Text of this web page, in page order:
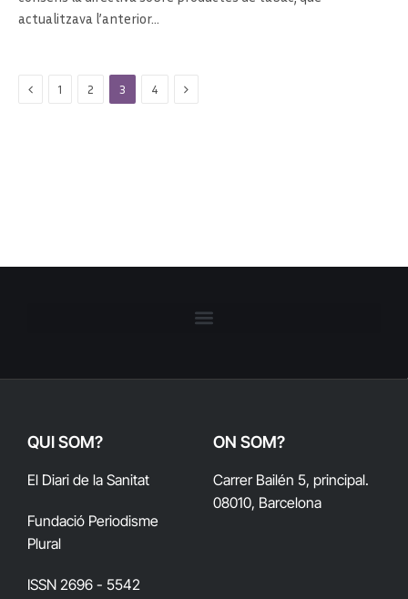
actualitzava l’anterior…
Previous
1 2 3 4 Next
QUI SOM?
El Diari de la Sanitat
Fundació Periodisme
Plural
ISSN 2696 - 5542
ON SOM?
Carrer Bailén 5, principal.
08010, Barcelona